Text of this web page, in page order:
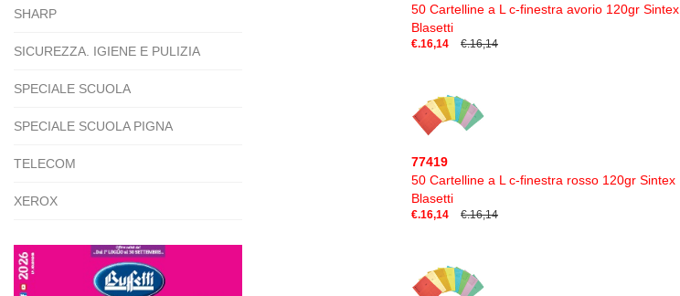
SHARP
SICUREZZA. IGIENE E PULIZIA
SPECIALE SCUOLA
SPECIALE SCUOLA PIGNA
TELECOM
XEROX
50 Cartelline a L c-finestra avorio 120gr Sintex
Blasetti
€.16,14 €.16,14
77419
50 Cartelline a L c-finestra rosso 120gr Sintex
Blasetti
€.16,14 €.16,14